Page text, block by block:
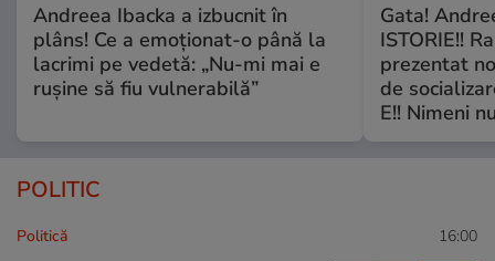
Andreea Ibacka a izbucnit în
plâns! Ce a emoționat-o până la
lacrimi pe vedetă: „Nu-mi mai e
rușine să fiu vulnerabilă”
Gata!
ISTORIE!!
prezentat
de
E!! Nimeni
POLITIC
Politică 16:00